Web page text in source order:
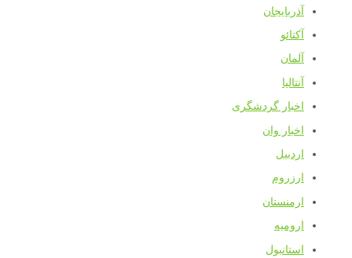
آذربایجان
آکتائو
آلمان
آنتالیا
اخبار گردشگری
اخبار وان
اردبیل
ارزروم
ارمنستان
ارومیه
استانبول